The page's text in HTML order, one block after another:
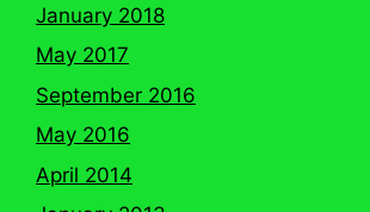
January 2018
May 2017
September 2016
May 2016
April 2014